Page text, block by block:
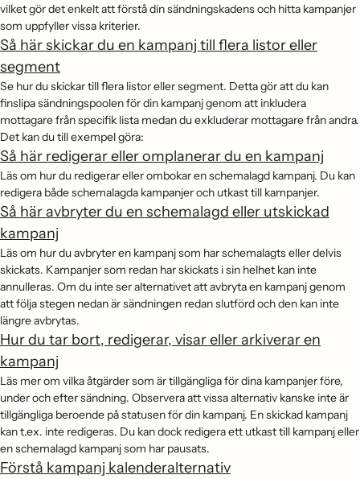
vilket gör det enkelt att förstå din sändningskadens och hitta kampanjer
som uppfyller vissa kriterier.
Så här skickar du en kampanj till flera listor eller
segment
Se hur du skickar till flera listor eller segment. Detta gör att du kan
finslipa sändningspoolen för din kampanj genom att inkludera
mottagare från specifik lista medan du exkluderar mottagare från andra.
Det kan du till exempel göra:
Så här redigerar eller omplanerar du en kampanj
Läs om hur du redigerar eller ombokar en schemalagd kampanj. Du kan
redigera både schemalagda kampanjer och utkast till kampanjer.
Så här avbryter du en schemalagd eller utskickad
kampanj
Läs om hur du avbryter en kampanj som har schemalagts eller delvis
skickats. Kampanjer som redan har skickats i sin helhet kan inte
annulleras. Om du inte ser alternativet att avbryta en kampanj genom
att följa stegen nedan är sändningen redan slutförd och den kan inte
längre avbrytas.
Hur du tar bort, redigerar, visar eller arkiverar en
kampanj
Läs mer om vilka åtgärder som är tillgängliga för dina kampanjer före,
under och efter sändning. Observera att vissa alternativ kanske inte är
tillgängliga beroende på statusen för din kampanj. En skickad kampanj
kan t.ex. inte redigeras. Du kan dock redigera ett utkast till kampanj eller
en schemalagd kampanj som har pausats.
Förstå kampanj kalenderalternativ